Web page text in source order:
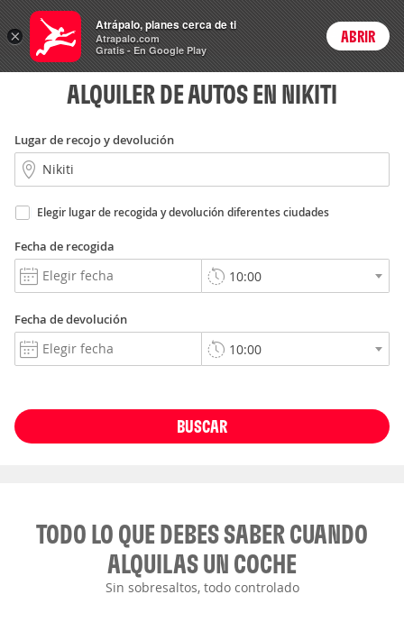
Autos Login
ALQUILER DE AUTOS EN NIKITI
Lugar de recojo y devolución
Elegir lugar de recogida y devolución diferentes ciudades
Fecha de recogida
Fecha de devolución
BUSCAR
TODO LO QUE DEBES SABER CUANDO
ALQUILAS UN COCHE
Sin sobresaltos, todo controlado
×
Atrápalo, planes cerca de ti
Atrapalo.com
Gratis - En Google Play
ABRIR